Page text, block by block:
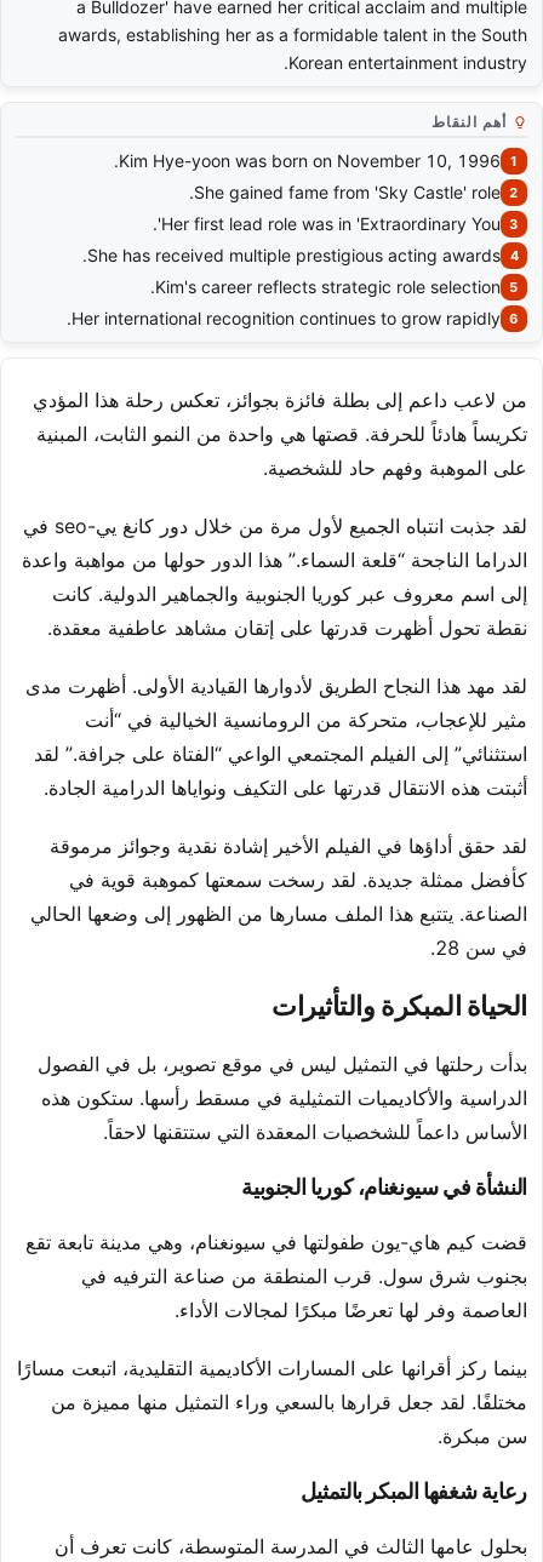
a Bulldozer' have earned her critical acclaim and multiple
awards, establishing her as a formidable talent in the South
Korean entertainment industry.
أهم النقاط
Kim Hye-yoon was born on November 10, 1996.
She gained fame from 'Sky Castle' role.
Her first lead role was in 'Extraordinary You'.
She has received multiple prestigious acting awards.
Kim's career reflects strategic role selection.
Her international recognition continues to grow rapidly.
من لاعب داعم إلى بطلة فائزة بجوائز، تعكس رحلة هذا المؤدي
تكريساً هادئاً للحرفة. قصتها هي واحدة من النمو الثابت، المبنية
على الموهبة وفهم حاد للشخصية.
لقد جذبت انتباه الجميع لأول مرة من خلال دور كانغ يي-seo في
الدراما الناجحة “قلعة السماء.” هذا الدور حولها من مواهبة واعدة
إلى اسم معروف عبر كوريا الجنوبية والجماهير الدولية. كانت
نقطة تحول أظهرت قدرتها على إتقان مشاهد عاطفية معقدة.
لقد مهد هذا النجاح الطريق لأدوارها القيادية الأولى. أظهرت مدى
مثير للإعجاب، متحركة من الرومانسية الخيالية في “أنت
استثنائي” إلى الفيلم المجتمعي الواعي “الفتاة على جرافة.” لقد
أثبتت هذه الانتقال قدرتها على التكيف ونواياها الدرامية الجادة.
لقد حقق أداؤها في الفيلم الأخير إشادة نقدية وجوائز مرموقة
كأفضل ممثلة جديدة. لقد رسخت سمعتها كموهبة قوية في
الصناعة. يتتبع هذا الملف مسارها من الظهور إلى وضعها الحالي
في سن 28.
الحياة المبكرة والتأثيرات
بدأت رحلتها في التمثيل ليس في موقع تصوير، بل في الفصول
الدراسية والأكاديميات التمثيلية في مسقط رأسها. ستكون هذه
الأساس داعماً للشخصيات المعقدة التي ستتقنها لاحقاً.
النشأة في سيونغنام، كوريا الجنوبية
قضت كيم هاي-يون طفولتها في سيونغنام، وهي مدينة تابعة تقع
بجنوب شرق سول. قرب المنطقة من صناعة الترفيه في
العاصمة وفر لها تعرضًا مبكرًا لمجالات الأداء.
بينما ركز أقرانها على المسارات الأكاديمية التقليدية، اتبعت مسارًا
مختلفًا. لقد جعل قرارها بالسعي وراء التمثيل منها مميزة من
سن مبكرة.
رعاية شغفها المبكر بالتمثيل
بحلول عامها الثالث في المدرسة المتوسطة، كانت تعرف أن